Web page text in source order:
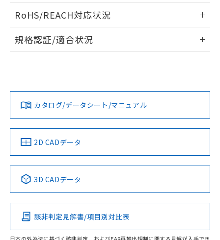
タイムチャート
A: 350mm以上、B: 300mm以上
以上、n: 120mm以上
検出物体の大きさと材質による影響
検出領域
ドすることができます。
ログイン/会員登録
ダウンロードデータをご利用いただく前に、以下を必ずお読
みください。
ソフトウェアの使用条件
RoHS/REACH対応状況
EU RoHS 注意事項・凡例
対応済み
中国 RoHS 注意事項・凡例
Pb Hg Cd Cr(VI)
O
規格認証/適合状況
LR型式承認
（イギリス
船舶規格）
DNV型式承認
（ノルウェー
BV型式承認
（フランス
KR型式
（韓国
No No No No
この製品の規格認証/適合状況ページへ
その他の認証はこちらのページからご検索ください
カタログ/データシート/マニュアル
2D CADデータ
3D CADデータ
該非判定見解書/項目別対比表